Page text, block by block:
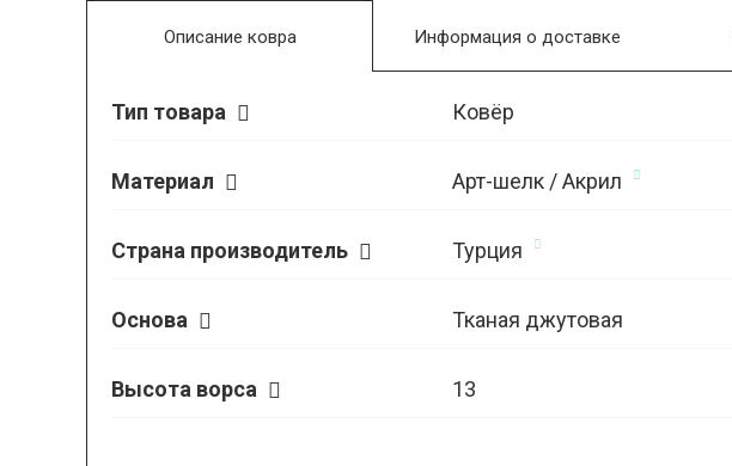
Описание ковра
Тип товара Ковёр
Материал Арт-шелк / Акрил
Страна производитель Турция
Основа Тканая джутовая
Высота ворса 13
Информация о доставке